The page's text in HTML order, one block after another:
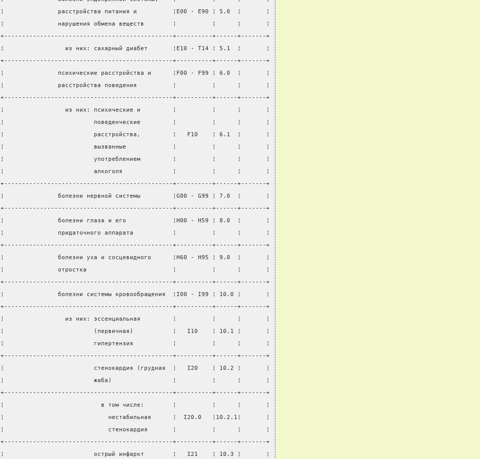
¦               расстройства питания и          ¦E00 - E90 ¦ 5.0  ¦       ¦
¦               нарушения обмена веществ        ¦          ¦      ¦       ¦
+-----------------------------------------------+----------+------+-------+
¦                 из них: сахарный диабет       ¦E10 - T14 ¦ 5.1  ¦       ¦
+-----------------------------------------------+----------+------+-------+
¦               психические расстройства и      ¦F00 - F99 ¦ 6.0  ¦       ¦
¦               расстройства поведения          ¦          ¦      ¦       ¦
+-----------------------------------------------+----------+------+-------+
¦                 из них: психические и         ¦          ¦      ¦       ¦
¦                         поведенческие         ¦          ¦      ¦       ¦
¦                         расстройства,         ¦   F10    ¦ 6.1  ¦       ¦
¦                         вызванные             ¦          ¦      ¦       ¦
¦                         употреблением         ¦          ¦      ¦       ¦
¦                         алкоголя              ¦          ¦      ¦       ¦
+-----------------------------------------------+----------+------+-------+
¦               болезни нервной системы         ¦G00 - G99 ¦ 7.0  ¦       ¦
+-----------------------------------------------+----------+------+-------+
¦               болезни глаза и его             ¦H00 - H59 ¦ 8.0  ¦       ¦
¦               придаточного аппарата           ¦          ¦      ¦       ¦
+-----------------------------------------------+----------+------+-------+
¦               болезни уха и сосцевидного      ¦H60 - H95 ¦ 9.0  ¦       ¦
¦               отростка                        ¦          ¦      ¦       ¦
+-----------------------------------------------+----------+------+-------+
¦               болезни системы кровообращения  ¦I00 - I99 ¦ 10.0 ¦       ¦
+-----------------------------------------------+----------+------+-------+
¦                 из них: эссенциальная         ¦          ¦      ¦       ¦
¦                         (первичная)           ¦   I10    ¦ 10.1 ¦       ¦
¦                         гипертензия           ¦          ¦      ¦       ¦
+-----------------------------------------------+----------+------+-------+
¦                         стенокардия (грудная  ¦   I20    ¦ 10.2 ¦       ¦
¦                         жаба)                 ¦          ¦      ¦       ¦
+-----------------------------------------------+----------+------+-------+
¦                           в том числе:        ¦          ¦      ¦       ¦
¦                             нестабильная      ¦  I20.0   ¦10.2.1¦       ¦
¦                             стенокардия       ¦          ¦      ¦       ¦
+-----------------------------------------------+----------+------+-------+
¦                         острый инфаркт        ¦   I21    ¦ 10.3 ¦       ¦